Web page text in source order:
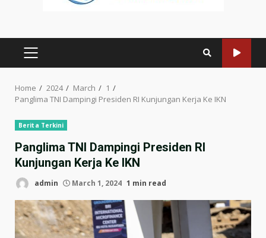
PRIMARY
Home 2024 March
1
Panglima TNI Dampingi Presiden RI Kunjungan Kerja Ke IKN
Berita Terkini
Panglima TNI Dampingi Presiden RI
Kunjungan Kerja Ke IKN
admin March 1, 2024 1 min read